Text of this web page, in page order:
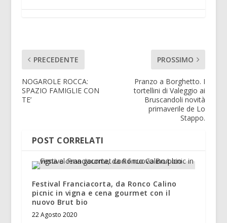
PRECEDENTE
NOGAROLE ROCCA:
SPAZIO FAMIGLIE CON
TE’
PROSSIMO
Pranzo a Borghetto. I
tortellini di Valeggio ai
Bruscandoli novità
primaverile de Lo
Stappo.
POST CORRELATI
Festival Franciacorta, da Ronco Calino
picnic in vigna e cena gourmet con il
nuovo Brut bio
22 Agosto 2020